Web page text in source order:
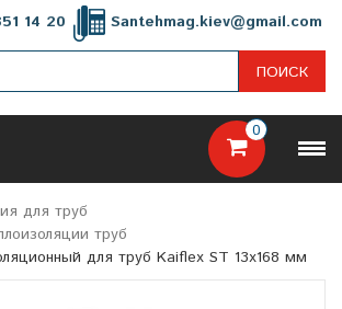
14 20 Santehmag.kiev@gmail.com
0
ПОИСК
для труб
труб
для труб Kaiflex ST 13x168 мм